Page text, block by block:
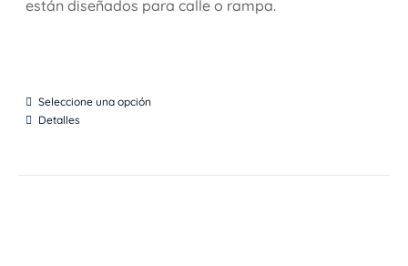
están diseñados para calle o rampa.
Seleccione una opción
Detalles